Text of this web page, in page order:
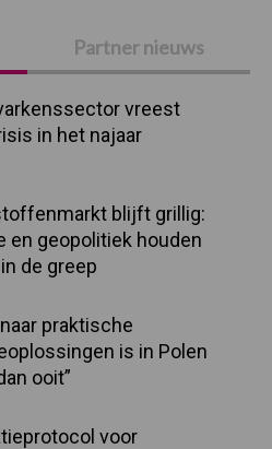
Partner nieuws
vreest
in het najaar
blijft grillig:
en geopolitiek houden
de greep
praktische
is in Polen
ooit”
voor